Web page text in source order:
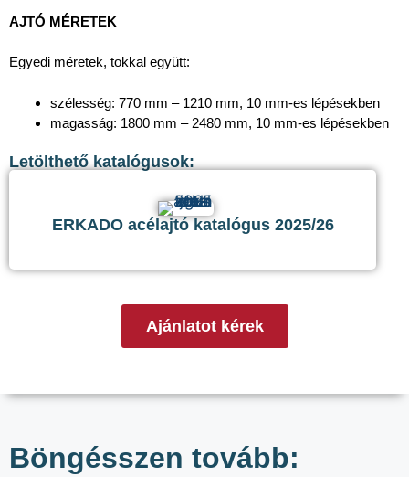
AJTÓ MÉRETEK
Egyedi méretek, tokkal együtt:
szélesség: 770 mm – 1210 mm, 10 mm-es lépésekben
magasság: 1800 mm – 2480 mm, 10 mm-es lépésekben
Letölthető katalógusok:
ERKADO acélajtó katalógus 2025/26
Ajánlatot kérek
Böngésszen tovább: